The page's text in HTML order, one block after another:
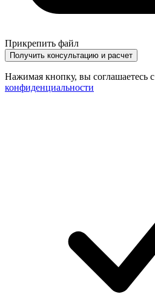
Прикрепить файл
Получить консультацию и расчет
Нажимая кнопку, вы соглашаетесь с
конфиденциальности